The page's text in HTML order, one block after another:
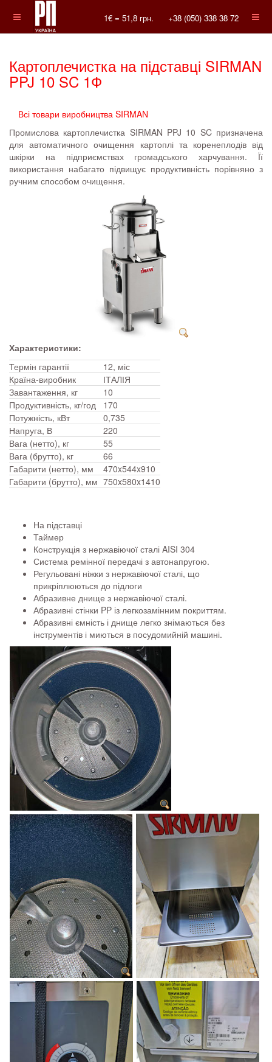
1€ = 51,8 грн. +38 (050) 338 38 72
Картоплечистка на підставці SIRMAN
PPJ 10 SC 1Ф
Всі товари виробництва SIRMAN
Промислова картоплечистка SIRMAN PPJ 10 SC призначена
для автоматичного очищення картоплі та коренеплодів від
шкірки на підприємствах громадського харчування. Її
використання набагато підвищує продуктивність порівняно з
ручним способом очищення.
Характеристики:
Термін гарантії
12, міс
Країна-виробник
ІТАЛІЯ
Завантаження, кг
10
Продуктивність, кг/год 170
Потужність, кВт
0,735
Напруга, В
220
Вага (нетто), кг
55
Вага (брутто), кг
66
Габарити (нетто), мм
470x544x910
Габарити (брутто), мм 750x580x1410
На підставці
Таймер
Конструкція з нержавіючої сталі AISI 304
Система ремінної передачі з автонапругою.
Регульовані ніжки з нержавіючої сталі, що
прикріплюються до підлоги
Абразивне днище з нержавіючої сталі.
Абразивні стінки PP із легкозамінним покриттям.
Абразивні ємність і днище легко знімаються без
інструментів і миються в посудомийній машині.